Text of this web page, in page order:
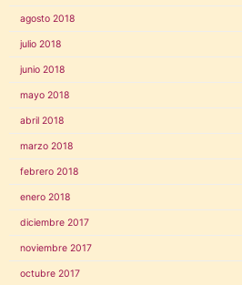
agosto 2018
julio 2018
junio 2018
mayo 2018
abril 2018
marzo 2018
febrero 2018
enero 2018
diciembre 2017
noviembre 2017
octubre 2017